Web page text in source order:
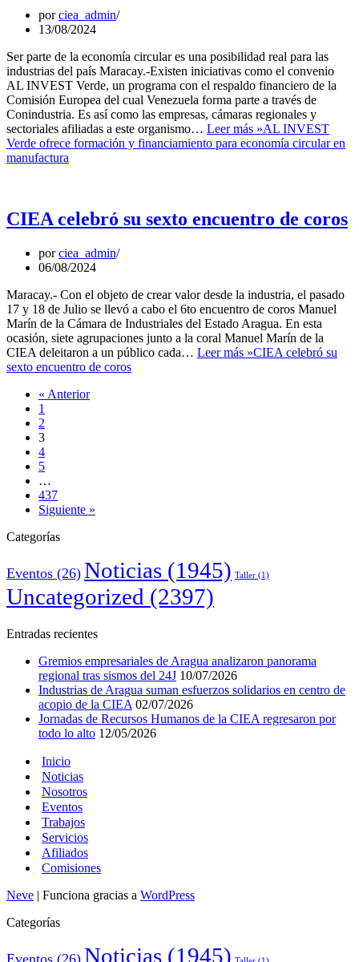
porciea_admin
13/08/2024
Ser parte de la economía circular es una posibilidad real para las
industrias del país Maracay.-Existen iniciativas como el convenio
AL INVEST Verde, un programa con el respaldo financiero de la
Comisión Europea del cual Venezuela forma parte a través de
Conindustria. Es así como las empresas, cámaras regionales y
sectoriales afiliadas a este organismo… Leer más »AL INVEST
Verde ofrece formación y financiamiento para economía circular en
manufactura
CIEA celebró su sexto encuentro de coros
porciea_admin
06/08/2024
Maracay.- Con el objeto de crear valor desde la industria, el pasado
17 y 18 de Julio se llevó a cabo el 6to encuentro de coros Manuel
Marín de la Cámara de Industriales del Estado Aragua. En esta
ocasión, siete agrupaciones junto a la coral Manuel Marín de la
CIEA deleitaron a un público cada… Leer más »CIEA celebró su
sexto encuentro de coros
« Anterior
1
2
3
4
5
…
437
Siguiente »
Categorías
Eventos (26) Noticias (1945) Taller (1)
Uncategorized (2397)
Entradas recientes
Gremios empresariales de Aragua analizaron panorama
regional tras sismos del 24J 10/07/2026
Industrias de Aragua suman esfuerzos solidarios en centro de
acopio de la CIEA 02/07/2026
Jornadas de Recursos Humanos de la CIEA regresaron por
todo lo alto 12/05/2026
Inicio
Noticias
Nosotros
Eventos
Trabajos
Servicios
Afiliados
Comisiones
Neve | Funciona gracias a WordPress
Categorías
Eventos (26) Noticias (1945)